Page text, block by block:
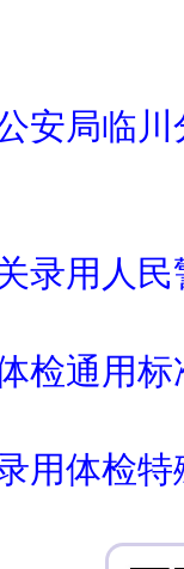
局临川
用人民
通用标
体检特